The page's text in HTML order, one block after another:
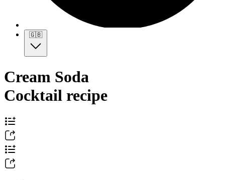
🇬🇧
Cream Soda
Cocktail recipe